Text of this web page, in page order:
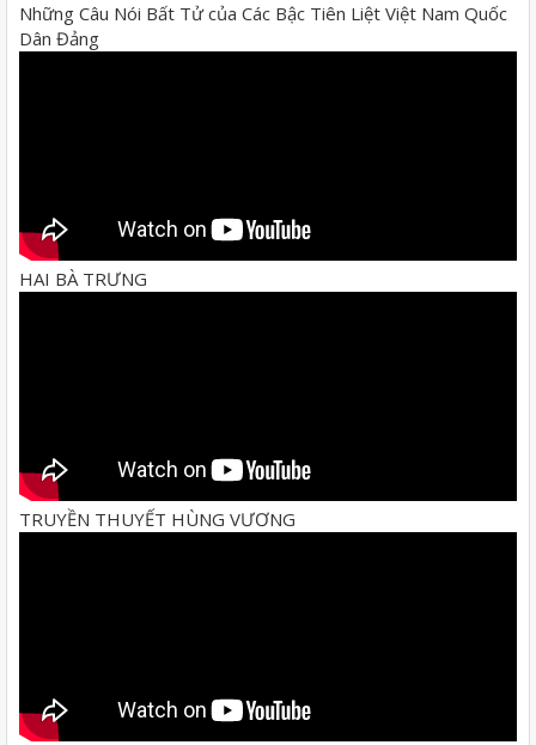
Những Câu Nói Bất Tử của Các Bậc Tiên Liệt Việt Nam Quốc
Dân Đảng
HAI BÀ TRƯNG
TRUYỀN THUYẾT HÙNG VƯƠNG